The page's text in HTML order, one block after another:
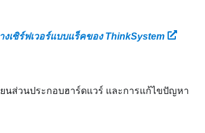
งเซิร์ฟเวอร์แบบแร็คของ ThinkSystem
นส่วนประกอบฮาร์ดแวร์ และการแก้ไขปัญหา